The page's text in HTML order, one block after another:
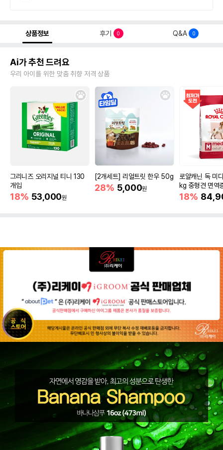
상품정보 후기 0 Q&A 0
Ai가 추천 드려요
우리 아이를 위한 맞춤 취향 저격 상품
그리니즈 오리지널 티니 130
개입
18% 53,000원
[2개세트] 리얼트릿 한우 50g
28% 5,000원
로얄캐닌 독 미
kg 중형견 면역
18%